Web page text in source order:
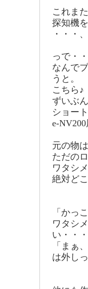
これま
探知機
・・・
っで・
なんで
うと。
こちら♪
ずいぶ
ショー
e-
元の物
ただの
ワタシ
絶対ど
「かっ
ワタシ
い・・
「まぁ
は外し